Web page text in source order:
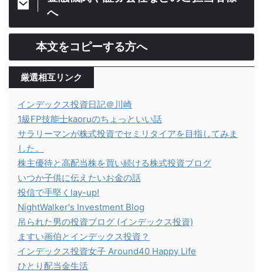
へ
本文をコピーする方へ
厳選相互リンク
インデックス投資日記＠川崎
1級FP技能士kaoruのちょっといい話
サラリーマンが株式投資でセミリタイアを目指してみま
した。
株主優待と高配当株を買い続ける株式投資ブログ
いつか子供に伝えたいお金の話
投信で手堅くlay-up!
NightWalker's Investment Blog
吊られた男の投資ブログ (インデックス投資)
ますい画伯とインデックス投資？
インデックス投資女子 Around40 Happy Life
ひとり配当金生活